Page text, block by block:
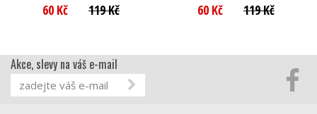
60 Kč 119 Kč 60 Kč 119 Kč
Akce, slevy na váš e-mail